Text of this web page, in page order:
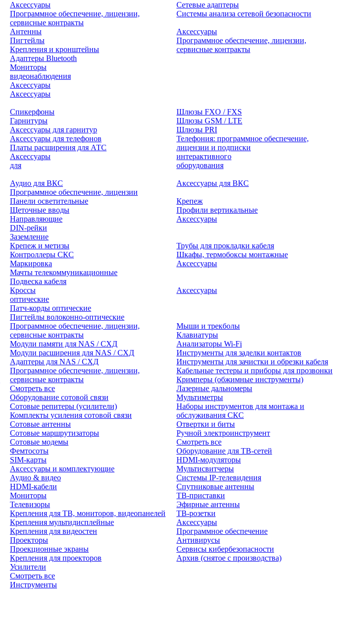
Аксессуары
Программное обеспечение, лицензии,
сервисные контракты
Сетевые адаптеры
Системы анализа сетевой безопасности
Антенны
Пигтейлы
Крепления и кронштейны
Адаптеры Bluetooth
Аксессуары
Программное обеспечение, лицензии,
сервисные контракты
Мониторы
видеонаблюдения
Аксессуары
Аксессуары
Спикерфоны
Гарнитуры
Аксессуары для гарнитур
Аксессуары для телефонов
Платы расширения для АТС
Шлюзы FXO / FXS
Шлюзы GSM / LTE
Шлюзы PRI
Телефония: программное обеспечение,
лицензии и подписки
Аксессуары
для
интерактивного
оборудования
Аудио для ВКС
Программное обеспечение, лицензии
Аксессуары для ВКС
Панели осветительные
Щеточные вводы
Направляющие
DIN-рейки
Заземление
Крепеж
Профили вертикальные
Аксессуары
Крепеж и метизы
Контроллеры СКС
Маркировка
Мачты телекоммуникационные
Подвеска кабеля
Трубы для прокладки кабеля
Шкафы, термобоксы монтажные
Аксессуары
Кроссы
оптические
Аксессуары
Патч-корды оптические
Пигтейлы волоконно-оптические
Программное обеспечение, лицензии,
сервисные контракты
Мыши и трекболы
Клавиатуры
Модули памяти для NAS / СХД
Модули расширения для NAS / СХД
Адаптеры для NAS / СХД
Программное обеспечение, лицензии,
сервисные контракты
Смотреть все
Оборудование сотовой связи
Сотовые репитеры (усилители)
Комплекты усиления сотовой связи
Сотовые антенны
Сотовые маршрутизаторы
Сотовые модемы
Фемтосоты
SIM-карты
Аксессуары и комплектующие
Аудио & видео
HDMI-кабели
Мониторы
Телевизоры
Крепления для ТВ, мониторов, видеопанелей
Крепления мультидисплейные
Крепления для видеостен
Проекторы
Проекционные экраны
Крепления для проекторов
Усилители
Смотреть все
Инструменты
Анализаторы Wi-Fi
Инструменты для заделки контактов
Инструменты для зачистки и обрезки кабеля
Кабельные тестеры и приборы для прозвонки
Кримперы (обжимные инструменты)
Лазерные дальномеры
Мультиметры
Наборы инструментов для монтажа и
обслуживания СКС
Отвертки и биты
Ручной электроинструмент
Смотреть все
Оборудование для ТВ-сетей
HDMI-модуляторы
Мультисвитчеры
Системы IP-телевидения
Спутниковые антенны
ТВ-приставки
Эфирные антенны
ТВ-розетки
Аксессуары
Программное обеспечение
Антивирусы
Сервисы кибербезопасности
Архив (снятое с производства)